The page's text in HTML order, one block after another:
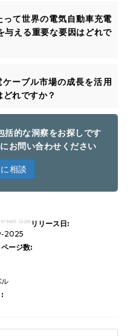
て世界の電気自動車充電
与える重要な要因はどれで
ーブル市場の成長を活用
れですか？
括的な洞察をお探しです
お問い合わせください
相談
市場
、タ
ーブ
業、
び地
リリース日:
2025
ージ数: